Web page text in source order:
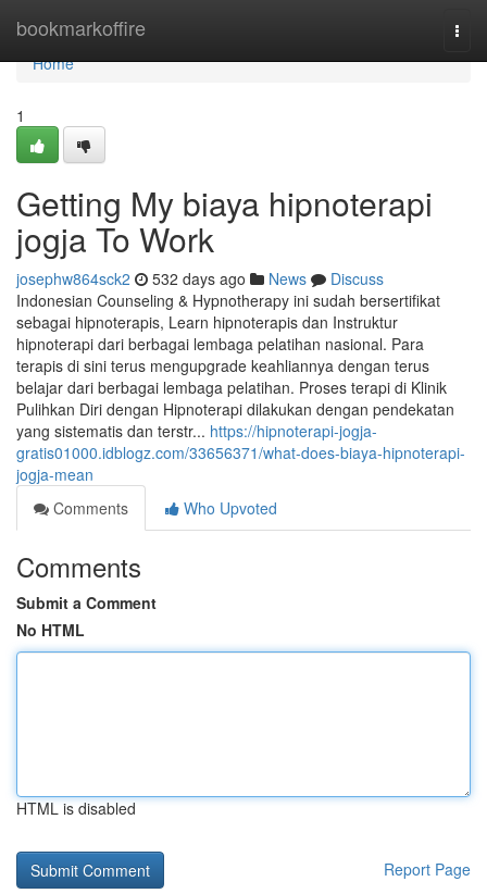
bookmarkoffire
Home
Home
1
Getting My biaya hipnoterapi
jogja To Work
josephw864sck2 532 days ago News
Discuss
Indonesian Counseling & Hypnotherapy ini sudah bersertifikat
sebagai hipnoterapis, Learn hipnoterapis dan Instruktur
hipnoterapi dari berbagai lembaga pelatihan nasional. Para
terapis di sini terus mengupgrade keahliannya dengan terus
belajar dari berbagai lembaga pelatihan. Proses terapi di Klinik
Pulihkan Diri dengan Hipnoterapi dilakukan dengan pendekatan
yang sistematis dan terstr... https://hipnoterapi-jogja-
gratis01000.idblogz.com/33656371/what-does-biaya-hipnoterapi-
jogja-mean
Comments
Who Upvoted
Comments
Submit a Comment
No HTML
HTML is disabled
Report Page